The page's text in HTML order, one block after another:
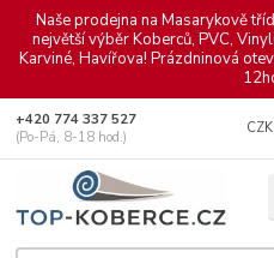
Naše prodejna na Masarykově
největší výběr Koberců, PVC,
Karviné, Havířova! Prázdninová
+420 774 337 527
(Po-Pá, 8-18 hod.)